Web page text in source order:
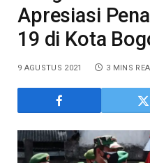
Apresiasi
19 di Kota
9 AGUSTUS 2021 3 MINS